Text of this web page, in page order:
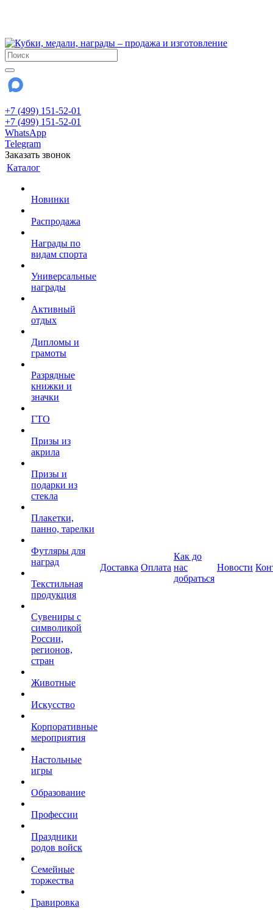
+7 (499) 151-52-01
+7 (499) 151-52-01
WhatsApp
Telegram
Заказать звонок
Каталог
Новинки
Распродажа
Награды по
видам спорта
Универсальные
награды
Активный
отдых
Дипломы и
грамоты
Разрядные
книжки и
значки
ГТО
Призы из
акрила
Призы и
подарки из
стекла
Плакетки,
панно, тарелки
Футляры для
наград
Текстильная
продукция
Сувениры с
символикой
России,
регионов,
стран
Животные
Искусство
Корпоративные
мероприятия
Настольные
игры
Образование
Профессии
Праздники
родов войск
Семейные
торжества
Гравировка
Доставка Оплата
Как до
нас
добраться
Новости